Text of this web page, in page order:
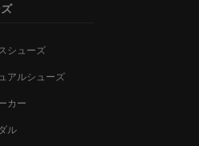
シューズ
アルシューズ
カー
ル